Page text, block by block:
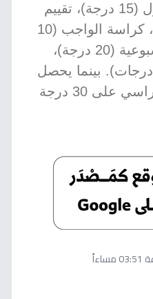
تشمل: تقييم الشهر الأول (15 درجة)، تقييم
الشهر الثاني (15 درجة)، كراسة الواجب (10
درجات)، الاختبارات الأسبوعية (20 درجة)،
المواظبة والسلوك (10 درجات). بينما يحصل
امتحان نهاية الفصل الدراسي على 30 درجة